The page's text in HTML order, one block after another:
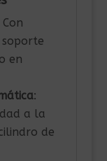
Con
en
:
a la
de